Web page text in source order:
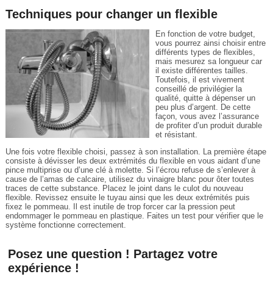
Techniques pour changer un flexible
En fonction de votre budget,
vous pourrez ainsi choisir entre
différents types de flexibles,
mais mesurez sa longueur car
il existe différentes tailles.
Toutefois, il est vivement
conseillé de privilégier la
qualité, quitte à dépenser un
peu plus d’argent. De cette
façon, vous avez l’assurance
de profiter d’un produit durable
et résistant.
Une fois votre flexible choisi, passez à son installation. La première étape
consiste à dévisser les deux extrémités du flexible en vous aidant d’une
pince multiprise ou d’une clé à molette. Si l’écrou refuse de s’enlever à
cause de l’amas de calcaire, utilisez du vinaigre blanc pour ôter toutes
traces de cette substance. Placez le joint dans le culot du nouveau
flexible. Revissez ensuite le tuyau ainsi que les deux extrémités puis
fixez le pommeau. Il est inutile de trop forcer car la pression peut
endommager le pommeau en plastique. Faites un test pour vérifier que le
système fonctionne correctement.
Posez une question ! Partagez votre
expérience !